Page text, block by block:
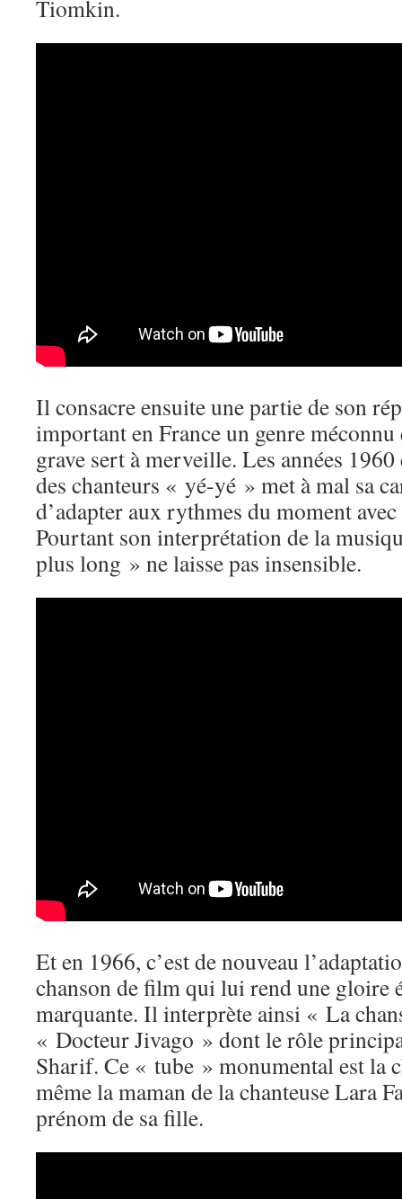
Tiomkin.
Il consacre ensuite une partie de son
important en France un genre
grave sert à merveille. Les années
des chanteurs « yé-yé » met à mal sa
d’adapter aux rythmes du moment avec
Pourtant son interprétation de la
plus long » ne laisse pas insensible.
Et en 1966, c’est de nouveau
chanson de film qui lui rend une gloire
marquante. Il interprète ainsi « La
« Docteur Jivago » dont le rôle
Sharif. Ce « tube » monumental est la
même la maman de la chanteuse Lara
prénom de sa fille.